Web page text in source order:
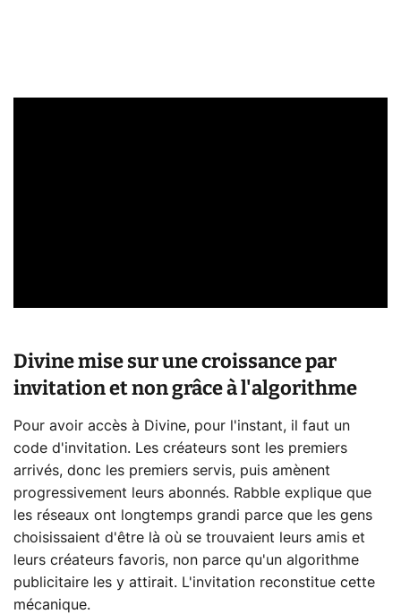
Divine mise sur une croissance par
invitation et non grâce à l'algorithme
Pour avoir accès à Divine, pour l'instant, il faut un
code d'invitation. Les créateurs sont les premiers
arrivés, donc les premiers servis, puis amènent
progressivement leurs abonnés. Rabble explique que
les réseaux ont longtemps grandi parce que les gens
choisissaient d'être là où se trouvaient leurs amis et
leurs créateurs favoris, non parce qu'un algorithme
publicitaire les y attirait. L'invitation reconstitue cette
mécanique.